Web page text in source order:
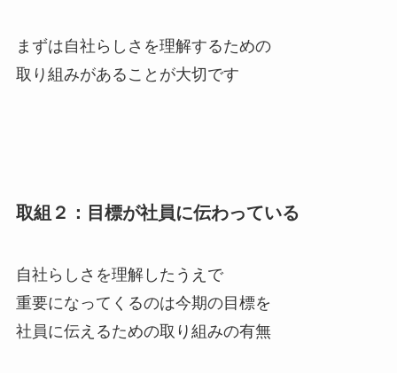
まずは自社らしさを理解するための
取り組みがあることが大切です
取組２：目標が社員に伝わっている
自社らしさを理解したうえで
重要になってくるのは今期の目標を
社員に伝えるための取り組みの有無